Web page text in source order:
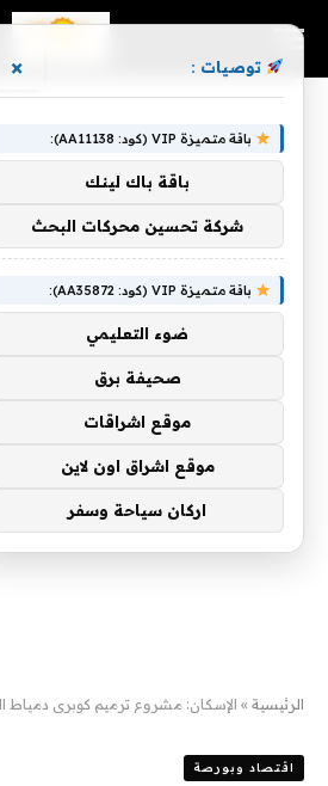
الرئيسية » الإسكان: مشروع ترميم كوبري دمياط
اقتصاد وبورصة
توصيات : ×
باقة متميزة VIP (كود: AA11138):
باقة باك لينك
شركة تحسين محركات البحث
باقة متميزة VIP (كود: AA35872):
ضوء التعليمي
صحيفة برق
موقع اشراقات
موقع اشراق اون لاين
اركان سياحة وسفر